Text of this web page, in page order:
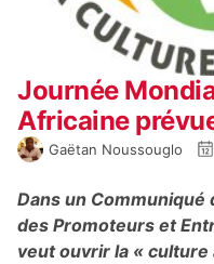
Journée
Africaine
Gaëtan Noussouglo
Dans un Communiqué
des Promoteurs et
veut ouvrir la « culture